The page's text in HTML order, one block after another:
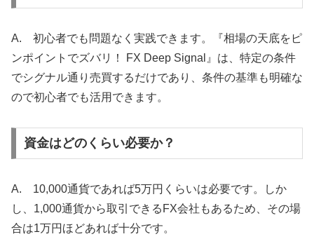
A. 初心者でも問題なく実践できます。『相場の天底をピ
ンポイントでズバリ！ FX Deep Signal』は、特定の条件
でシグナル通り売買するだけであり、条件の基準も明確な
ので初心者でも活用できます。
資金はどのくらい必要か？
A. 10,000通貨であれば5万円くらいは必要です。しか
し、1,000通貨から取引できるFX会社もあるため、その場
合は1万円ほどあれば十分です。